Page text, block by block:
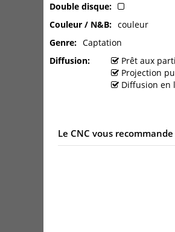
Double disque
Couleur / N&B
couleur
Genre
Captation
Diffusion
Prêt aux
Projection
Diffusion en
Le CNC vous recommande